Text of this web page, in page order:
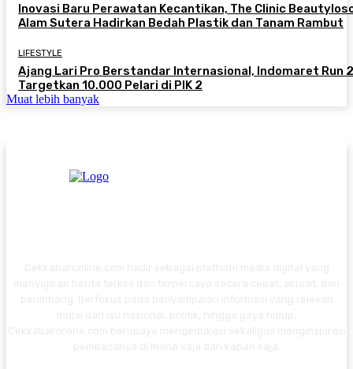
Inovasi Baru Perawatan Kecantikan, The Clinic
Alam Sutera Hadirkan Bedah Plastik dan Tanam Rambut
LIFESTYLE
Ajang Lari Pro Berstandar Internasional, Indomaret Run
Targetkan 10.000 Pelari di PIK 2
Muat lebih banyak